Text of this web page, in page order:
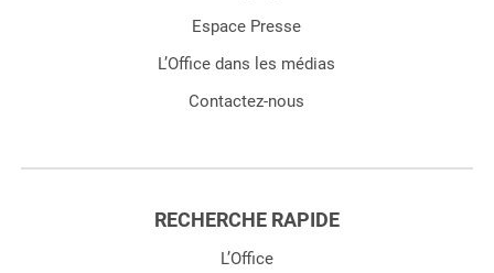
Espace Presse
L’Office dans les médias
Contactez-nous
RECHERCHE RAPIDE
L’Office